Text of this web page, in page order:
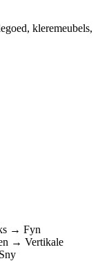
kleremeubels,
→ Fyn
→ Vertikale